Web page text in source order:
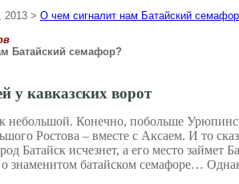
> О чем сигналит нам Батайский
Батайский семафор?
у кавказских ворот
небольшой. Конечно, побольше
Ростова – вместе с Аксаем. И то
Батайск исчезнет, а его место займет
знаменитом батайском семафоре…